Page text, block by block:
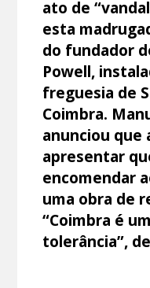
ato de
esta
do fundador
Powell,
freguesia de
Coimbra.
anunciou que
apresentar
encomendar
uma obra de
“Coimbra é
tolerância”,